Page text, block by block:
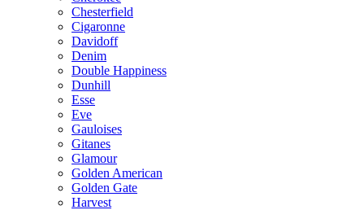
Chesterfield
Cigaronne
Davidoff
Denim
Double Happiness
Dunhill
Esse
Eve
Gauloises
Gitanes
Glamour
Golden American
Golden Gate
Harvest